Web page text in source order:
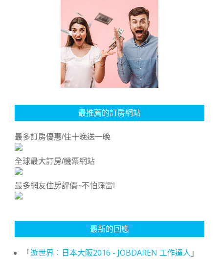
最推薦的訂房網站
最多訂房優惠/住十晚送一晚
全球最大訂房/機票網站
最多網友住房評價~不怕踩雷!
最新的回應
「遊世界：日本大阪2016 - JOBDAREN 工作達人 」